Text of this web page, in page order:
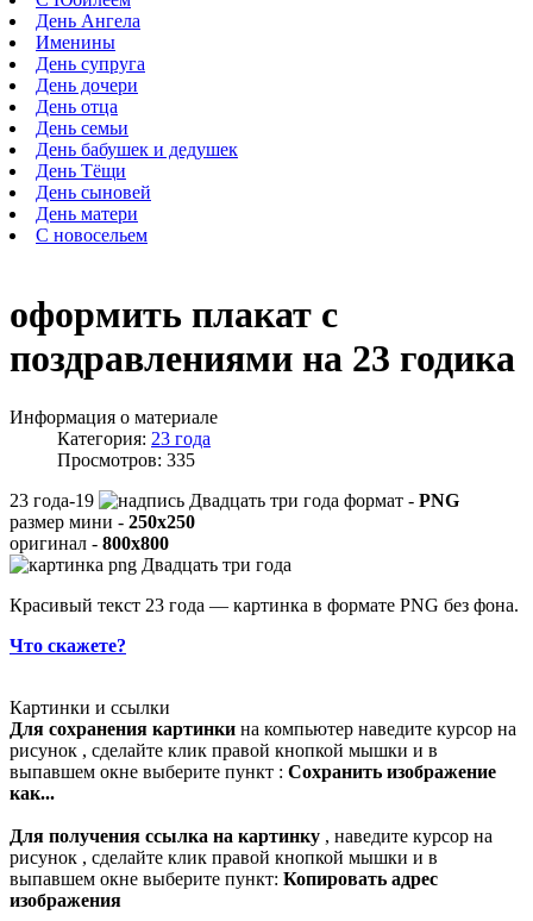
День Ангела
Именины
День супруга
День дочери
День отца
День семьи
День бабушек и дедушек
День Тёщи
День сыновей
День матери
С новосельем
оформить плакат с
поздравлениями на 23 годика
Информация о материале
Категория: 23 года
Просмотров: 335
23 года-19
формат - PNG
размер мини - 250x250
оригинал - 800x800
Красивый текст 23 года — картинка в формате PNG без фона.
Что скажете?
Картинки и ссылки
Для сохранения картинки на компьютер наведите курсор на
рисунок , сделайте клик правой кнопкой мышки и в
выпавшем окне выберите пункт : Сохранить изображение
как...
Для получения ссылка на картинку , наведите курсор на
рисунок , сделайте клик правой кнопкой мышки и в
выпавшем окне выберите пункт: Копировать адрес
изображения